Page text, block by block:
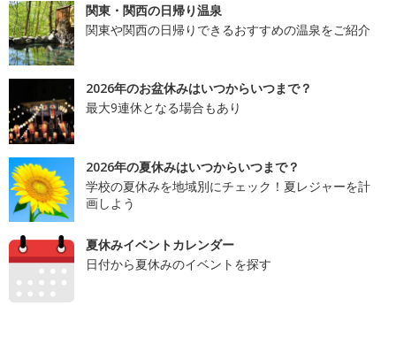
関東・関西の日帰り温泉
関東や関西の日帰りできるおすすめの温泉をご紹介
2026年のお盆休みはいつからいつまで？
最大9連休となる場合もあり
2026年の夏休みはいつからいつまで？
学校の夏休みを地域別にチェック！夏レジャーを計
画しよう
夏休みイベントカレンダー
日付から夏休みのイベントを探す